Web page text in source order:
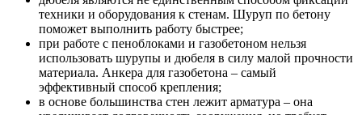
техники и оборудования к стенам. Шуруп по бетону
поможет выполнить работу быстрее;
при работе с пеноблоками и газобетоном нельзя
использовать шурупы и дюбеля в силу малой прочности
материала. Анкера для газобетона – самый
эффективный способ крепления;
в основе большинства стен лежит арматура – она